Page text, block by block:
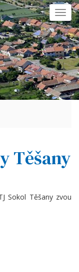
Těšany
Sokol Těšany zvou